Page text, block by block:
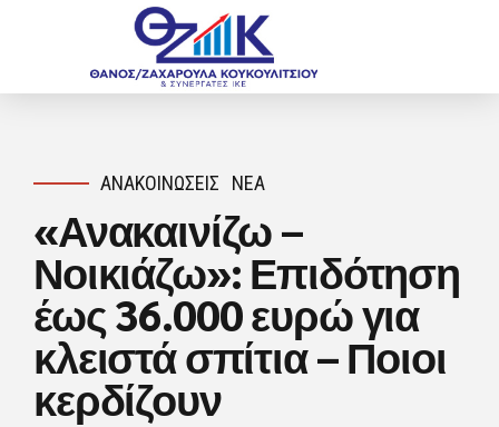
ΑΝΑΚΟΙΝΏΣΕΙΣ ΝΈΑ
«Ανακαινίζω –
Νοικιάζω»: Επιδότηση
έως 36.000 ευρώ για
κλειστά σπίτια – Ποιοι
κερδίζουν